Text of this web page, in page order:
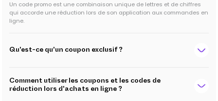
Un code promo est une combinaison unique de lettres et de chiffres
qui accorde une réduction lors de son application aux commandes en
ligne.
Qu'est-ce qu'un coupon exclusif ?
Comment utiliser les coupons et les codes de
réduction lors d'achats en ligne ?